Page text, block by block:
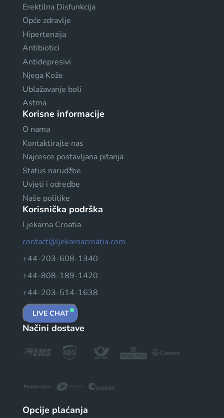
Erektilna Disfunkcija
Opće zdravlje
Hipertenzija
Antibiotici
Antidepresivi
Njega Kože
Ublažavanje boli
Astma
Korisne informacije
O nama
Kontaktirajte nas
Najcesce postavljana pitanja
Status narudžbe
Uvjeti i odredbe
Naše politike
Korisnička podrška
Ljekarna Croatia
contact@ljekarnacroatia.com
+44-203-608-1340
+44-808-189-1420
+44-203-514-1638
LIVE CHAT
Načini dostave
Opcije plaćanja